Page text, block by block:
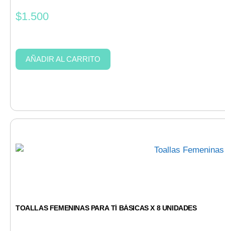
$1.500
AÑADIR AL CARRITO
TOALLAS FEMENINAS PARA TÍ BÁSICAS X 8 UNIDADES